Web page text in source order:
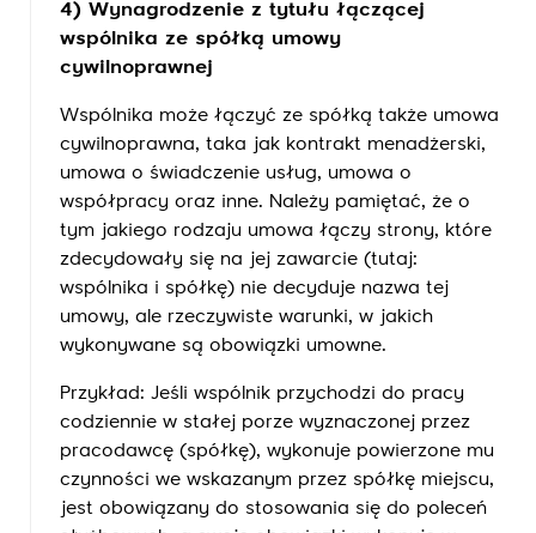
4) Wynagrodzenie z tytułu łączącej
wspólnika ze spółką umowy
cywilnoprawnej
Wspólnika może łączyć ze spółką także umowa
cywilnoprawna, taka jak kontrakt menadżerski,
umowa o świadczenie usług, umowa o
współpracy oraz inne. Należy pamiętać, że o
tym jakiego rodzaju umowa łączy strony, które
zdecydowały się na jej zawarcie (tutaj:
wspólnika i spółkę) nie decyduje nazwa tej
umowy, ale rzeczywiste warunki, w jakich
wykonywane są obowiązki umowne.
Przykład: Jeśli wspólnik przychodzi do pracy
codziennie w stałej porze wyznaczonej przez
pracodawcę (spółkę), wykonuje powierzone mu
czynności we wskazanym przez spółkę miejscu,
jest obowiązany do stosowania się do poleceń